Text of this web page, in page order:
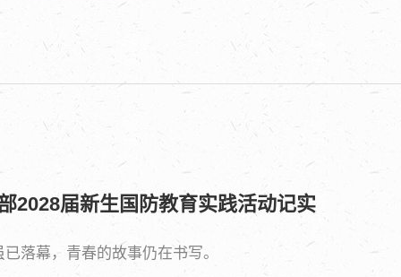
届新生国防教育实践活动记实
落幕，青春的故事仍在书写。